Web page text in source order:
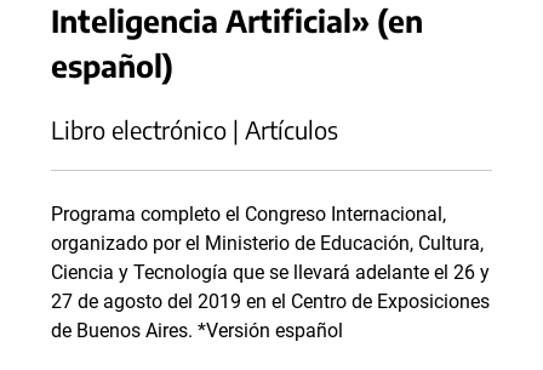
Inteligencia Artificial» (en
español)
Libro electrónico | Artículos
Programa completo el Congreso Internacional,
organizado por el Ministerio de Educación, Cultura,
Ciencia y Tecnología que se llevará adelante el 26 y
27 de agosto del 2019 en el Centro de Exposiciones
de Buenos Aires. *Versión español